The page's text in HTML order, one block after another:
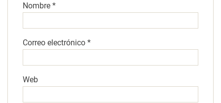
Nombre *
Correo electrónico *
Web